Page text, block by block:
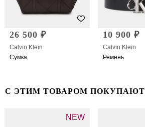
26 500 ₽
Calvin Klein
Сумка
10 900 ₽
Calvin Klein
Ремень
С ЭТИМ ТОВАРОМ ПОКУПАЮТ
NEW